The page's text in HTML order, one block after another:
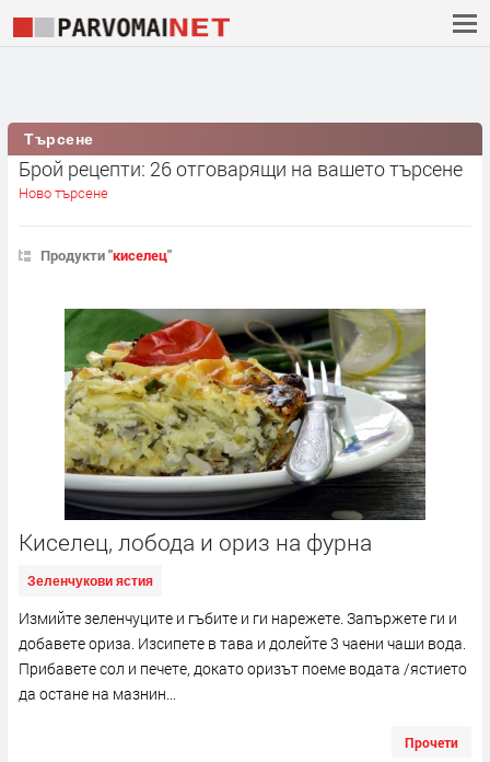
Търсене
Брой рецепти: 26 отговарящи на вашето търсене
Ново търсене
Продукти "киселец"
Киселец, лобода и ориз на фурна
Зеленчукови ястия
Измийте зеленчуците и гъбите и ги нарежете. Запържете ги и
добавете ориза. Изсипете в тава и долейте 3 чаени чаши вода.
Прибавете сол и печете, докато оризът поеме водата /ястието
да остане на мазнин...
Прочети